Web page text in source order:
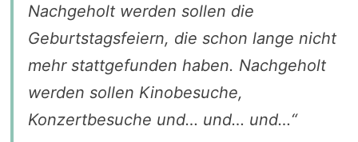
Nachgeholt werden sollen die
Geburtstagsfeiern, die schon lange nicht
mehr stattgefunden haben. Nachgeholt
werden sollen Kinobesuche,
Konzertbesuche und… und… und…“